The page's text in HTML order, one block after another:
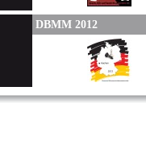
DBMM 2012